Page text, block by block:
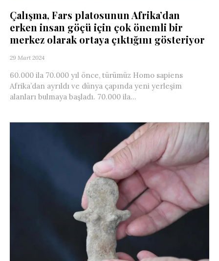
Çalışma, Fars platosunun Afrika’dan
erken insan göçü için çok önemli bir
merkez olarak ortaya çıktığını gösteriyor
29 Mart 2024
60.000 ila 70.000 yıl önce, türümüz Homo sapiens
Afrika’dan ayrıldı ve dünya çapında yeni yerleşim
alanları bulmaya başladı. 70.000 ila...